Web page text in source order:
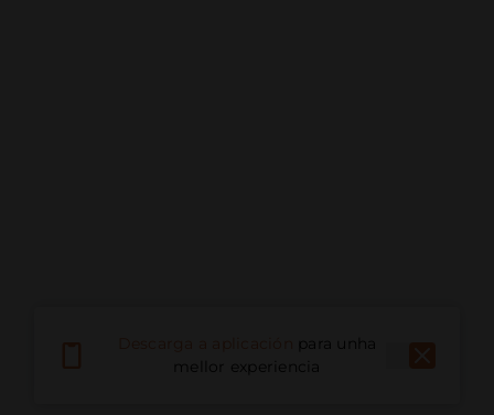
para unha
mellor experiencia